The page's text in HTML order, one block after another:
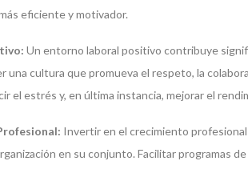
eficiente y motivador.
Un entorno laboral positivo contribuye
una cultura que promueva el respeto, la
el estrés y, en última instancia, mejorar el
Invertir en el crecimiento
en su conjunto. Facilitar programas